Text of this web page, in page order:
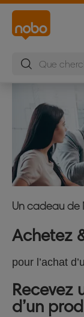
Un cadeau de
Achetez
pour l’achat
Recevez
d’un